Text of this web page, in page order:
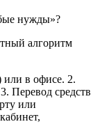
нужды»?
алгоритм
или в офисе. 2.
3. Перевод средств
или